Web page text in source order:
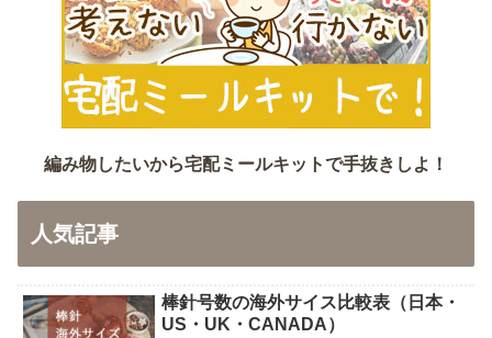
編み物したいから宅配ミールキットで手抜きしよ！
人気記事
棒針号数の海外サイス比較表（日本・
US・UK・CANADA）